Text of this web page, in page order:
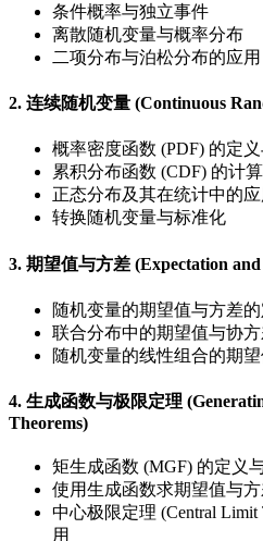
条件概率与独立事件
离散随机变量与概率分布
二项分布与泊松分布的应用
2. 连续随机变量 (Continuous
概率密度函数 (PDF) 的定义
累积分布函数 (CDF) 的计
正态分布及其在统计中的应
转换随机变量与标准化
3. 期望值与方差 (Expectation
随机变量的期望值与方差的
联合分布中的期望值与协
随机变量的线性组合的期
4. 生成函数与极限定理
Theorems)
矩生成函数 (MGF) 的定义
使用生成函数求期望值与
中心极限定理 (Central
用